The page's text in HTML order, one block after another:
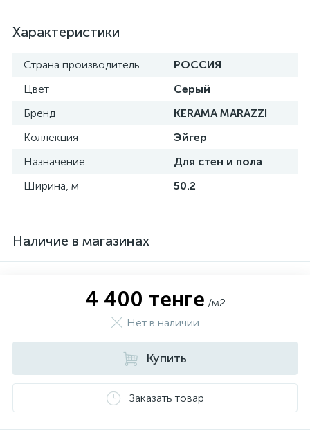
Характеристики
Страна производитель
РОССИЯ
Цвет
Серый
Бренд
KERAMA MARAZZI
Коллекция
Эйгер
Назначение
Для стен и пола
Ширина, м
50.2
Наличие в магазинах
4 400 тенге /м2
Нет в наличии
Купить
Заказать товар